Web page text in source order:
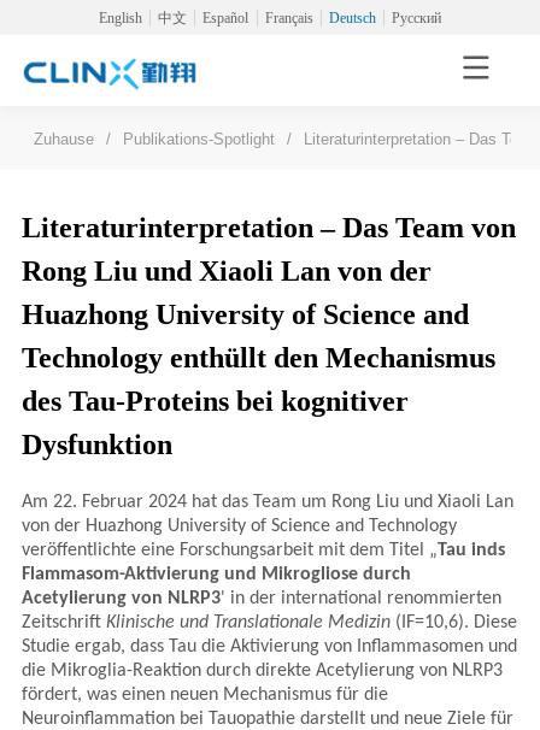
English 中文 Español Français Deutsch Русский
Zuhause / Publikations-Spotlight / Literaturinterpretation – Das
Literaturinterpretation – Das Team von
Rong Liu und Xiaoli Lan von der
Huazhong University of Science and
Technology enthüllt den Mechanismus
des Tau-Proteins bei kognitiver
Dysfunktion